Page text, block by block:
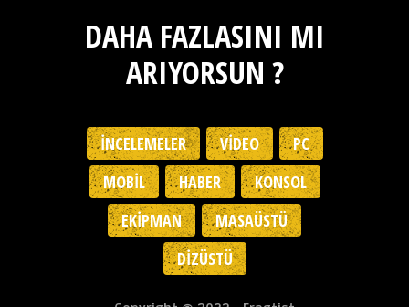
DAHA FAZLASINI MI
ARIYORSUN ?
İNCELEMELER VIDEO
PC
MOBIL
HABER
KONSOL
EKIPMAN
MASAÜSTÜ
DIZÜSTÜ